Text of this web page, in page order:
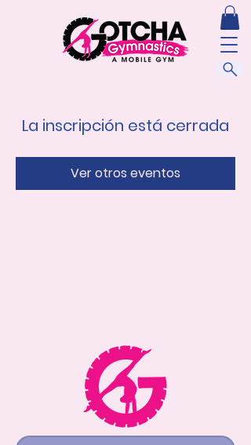
La inscripción está cerrada
Ver otros eventos